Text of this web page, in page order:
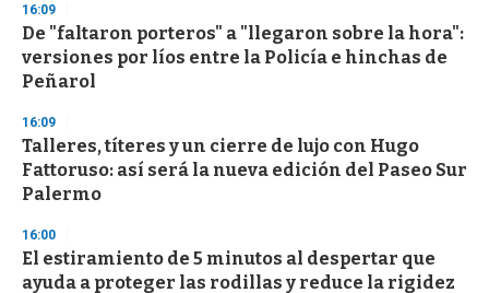
16:09
De "faltaron porteros" a "llegaron sobre la hora":
versiones por líos entre la Policía e hinchas de
Peñarol
16:09
Talleres, títeres y un cierre de lujo con Hugo
Fattoruso: así será la nueva edición del Paseo Sur
Palermo
16:00
El estiramiento de 5 minutos al despertar que
ayuda a proteger las rodillas y reduce la rigidez